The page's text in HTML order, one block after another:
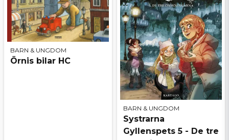
BARN & UNGDOM
Örnis bilar HC
BARN & UNGDOM
Systrarna
Gyllenspets 5 - De tre